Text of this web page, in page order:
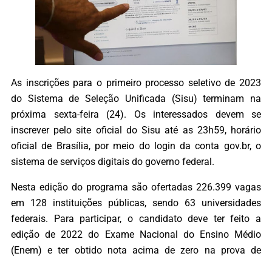
As inscrições para o primeiro processo seletivo de 2023
do Sistema de Seleção Unificada (Sisu) terminam na
próxima sexta-feira (24). Os interessados devem se
inscrever pelo site oficial do Sisu até as 23h59, horário
oficial de Brasília, por meio do login da conta gov.br, o
sistema de serviços digitais do governo federal.
Nesta edição do programa são ofertadas 226.399 vagas
em 128 instituições públicas, sendo 63 universidades
federais. Para participar, o candidato deve ter feito a
edição de 2022 do Exame Nacional do Ensino Médio
(Enem) e ter obtido nota acima de zero na prova de